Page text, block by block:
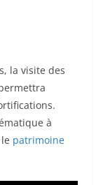
la visite des
à
patrimoine